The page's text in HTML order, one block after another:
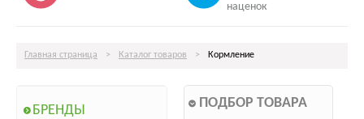
наценок
Главная страница > Каталог товаров > Кормление
БРЕНДЫ ПОДБОР ТОВАРА